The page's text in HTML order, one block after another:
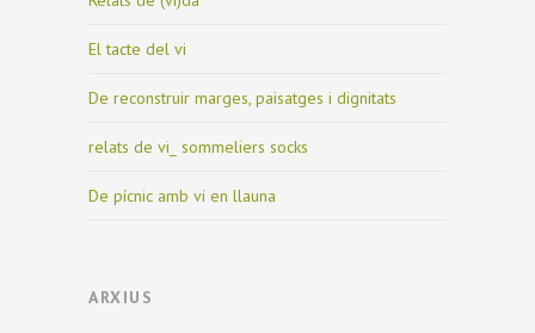
El tacte del vi
De reconstruir marges, paisatges i dignitats
relats de vi_ sommeliers socks
De pícnic amb vi en llauna
ARXIUS